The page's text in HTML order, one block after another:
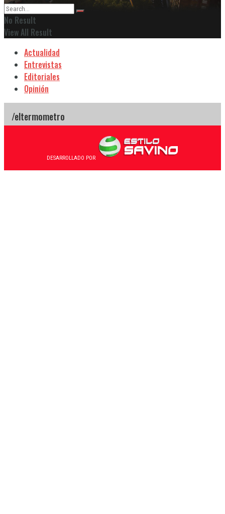
No Result
View All Result
Actualidad
Entrevistas
Editoriales
Opinión
DESARROLLADO POR